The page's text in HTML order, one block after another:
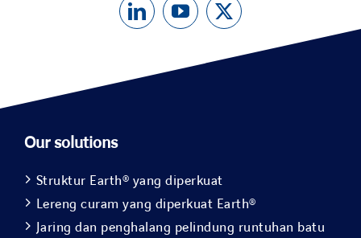
Our solutions
Struktur Earth® yang diperkuat
Lereng curam yang diperkuat Earth®
Jaring dan penghalang pelindung runtuhan batu